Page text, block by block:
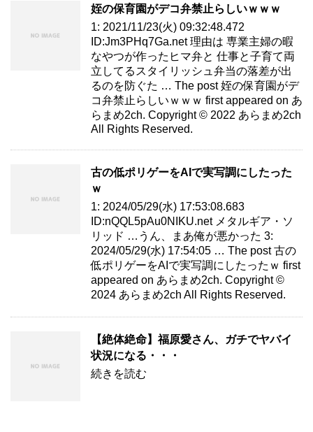
姪の保育園がデコ弁禁止らしいｗｗｗ
1: 2021/11/23(火) 09:32:48.472
ID:Jm3PHq7Ga.net 理由は 専業主婦の暇
なやつが作ったヒマ弁と 仕事と子育て両
立してるスタイリッシュ弁当の落差が出
るのを防ぐた … The post 姪の保育園がデ
コ弁禁止らしいｗｗｗ first appeared on あ
らまめ2ch. Copyright © 2022 あらまめ2ch
All Rights Reserved.
古の低ポリゲーをAIで実写調にしたった
ｗ
1: 2024/05/29(水) 17:53:08.683
ID:nQQL5pAu0NIKU.net メタルギア・ソ
リッド …うん、まあ俺が悪かった 3:
2024/05/29(水) 17:54:05 … The post 古の
低ポリゲーをAIで実写調にしたったｗ first
appeared on あらまめ2ch. Copyright ©
2024 あらまめ2ch All Rights Reserved.
【絶体絶命】福原愛さん、ガチでヤバイ
状況になる・・・
続きを読む